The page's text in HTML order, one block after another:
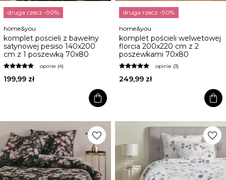
druga rzecz -90%
home&you
komplet pościeli z bawełny
satynowej pesiso 140x200
cm z 1 poszewką 70x80
opinie (4)
199,99 zł
shopping_bag
druga rzecz -90%
home&you
komplet pościeli welwetowej
florcia 200x220 cm z 2
poszewkami 70x80
opinie (3)
249,99 zł
shopping_bag
favorite favorite